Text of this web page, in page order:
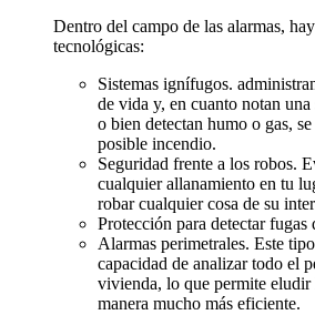
Dentro del campo de las alarmas,
tecnológicas:
Sistemas ignífugos.
de vida y, en cuanto notan
o bien detectan humo o gas,
posible incendio.
Seguridad frente a los robos.
cualquier allanamiento en tu
robar cualquier cosa de su
Protección para detectar fugas
Alarmas perimetrales. Este
capacidad de analizar todo el
vivienda, lo que permite eludir
manera mucho más eficiente.